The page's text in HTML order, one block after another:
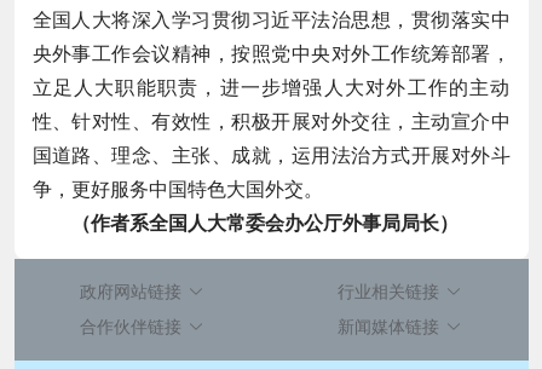
全国人大将深入学习贯彻习近平法治思想，贯彻落实中
央外事工作会议精神，按照党中央对外工作统筹部署，
立足人大职能职责，进一步增强人大对外工作的主动
性、针对性、有效性，积极开展对外交往，主动宣介中
国道路、理念、主张、成就，运用法治方式开展对外斗
争，更好服务中国特色大国外交。
（作者系全国人大常委会办公厅外事局局长）
政府网站链接
行业相关链接
合作伙伴链接
新闻媒体链接